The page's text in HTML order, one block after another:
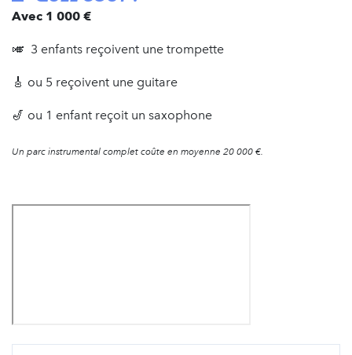
Avec 1 000 €
🎺 3 enfants reçoivent une trompette
🎸 ou 5 reçoivent une guitare
🎷 ou 1 enfant reçoit un saxophone
Un parc instrumental complet coûte en moyenne 20 000 €.